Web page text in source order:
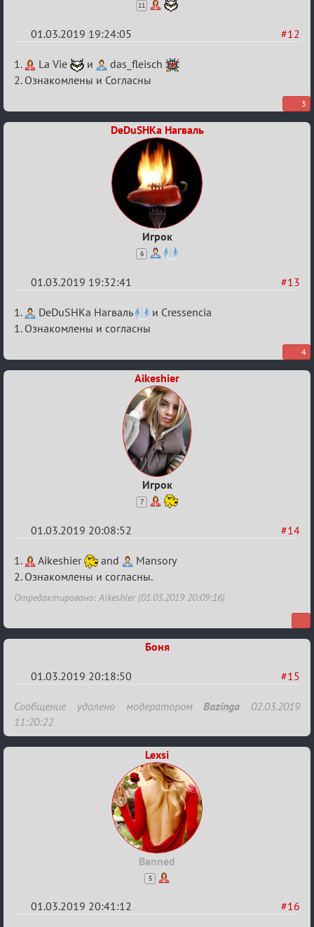
11
#12
01.03.2019 19:24:05
Re:
IX
Пар
1. La Vie и
das_fleisch
2. Ознакомлены и Согласны
3
DeDuSHKa Нагваль
Игрок
6
#13
01.03.2019 19:32:41
Re:
IX
Пар
1. DeDuSHKa Нагваль
и Cressencia
1. Ознакомлены и согласны
4
Aikeshier
Игрок
7
#14
01.03.2019 20:08:52
Re:
IX
Турнир
1. Aikeshier and
Mansory
2. Ознакомлены и согласны.
Отредактировано: Aikeshier (01.03.2019 20:09:16)
Боня
#15
01.03.2019 20:18:50
Re:
IX
Турнир
Сообщение удалено модераторомBazinga 02.03.2019
11:20:22
Lexsi
Banned
5
#16
01.03.2019 20:41:12